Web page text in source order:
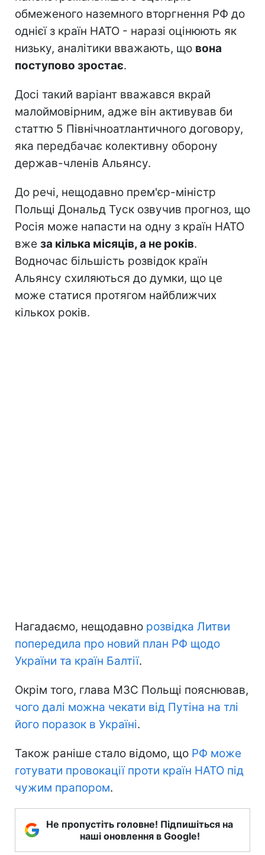
обмеженого наземного вторгнення РФ до
однієї з країн НАТО - наразі оцінюють як
низьку, аналітики вважають, що вона
поступово зростає.
Досі такий варіант вважався вкрай
малоймовірним, адже він активував би
статтю 5 Північноатлантичного договору,
яка передбачає колективну оборону
держав-членів Альянсу.
До речі, нещодавно прем'єр-міністр
Польщі Дональд Туск озвучив прогноз, що
Росія може напасти на одну з країн НАТО
вже за кілька місяців, а не років.
Водночас більшість розвідок країн
Альянсу схиляються до думки, що це
може статися протягом найближчих
кількох років.
Нагадаємо, нещодавно розвідка Литви
попередила про новий план РФ щодо
України та країн Балтії.
Окрім того, глава МЗС Польщі пояснював,
чого далі можна чекати від Путіна на тлі
його поразок в Україні.
Також раніше стало відомо, що РФ може
готувати провокації проти країн НАТО під
чужим прапором.
Не пропустіть головне! Підпишіться на
наші оновлення в Google!